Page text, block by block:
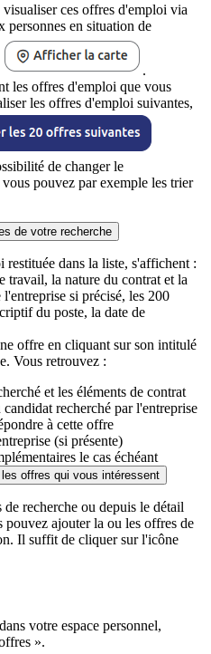
ces offres d'emploi via
personnes en situation de
.
les offres d'emploi que vous
les offres d'emploi suivantes,
de changer le
pouvez par exemple les trier
de votre recherche
dans la liste, s'affichent :
travail, la nature du contrat et la
si précisé, les 200
du poste, la date de
offre en cliquant sur son intitulé
Vous retrouvez :
et les éléments de contrat
recherché par l'entreprise
à cette offre
(si présente)
le cas échéant
offres qui vous intéressent
recherche ou depuis le détail
ajouter la ou les offres de
Il suffit de cliquer sur l'icône
votre espace personnel,
».